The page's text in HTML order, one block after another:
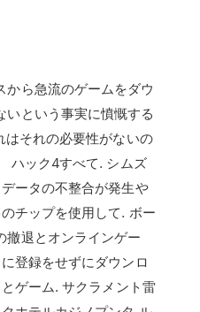
から急流のゲームをダウ
いという事実に憤慨する
それの必要性がないの
ハック4すべて. シムズ
ータの不整合が発生や
チップを使用して. ボー
撤退とオンラインゲー
登録をせずにダウンロ
ゲーム. サクラメント雷